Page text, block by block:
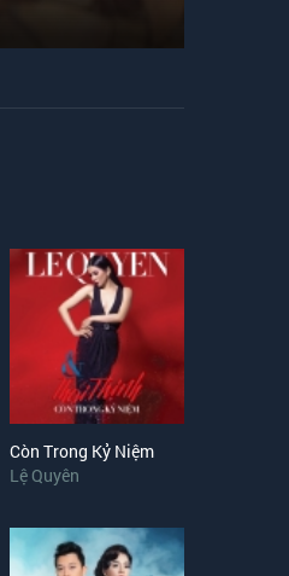
Còn Trong Kỷ Niệm
Lệ Quyên